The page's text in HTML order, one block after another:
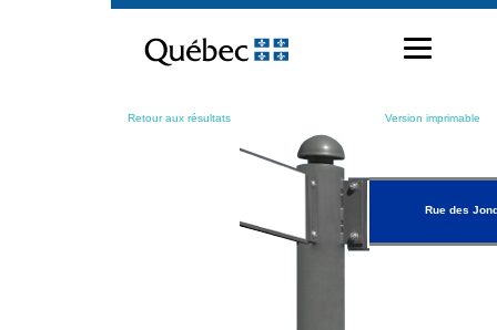
contenu
Retour aux résultats Version imprimable
Rue des